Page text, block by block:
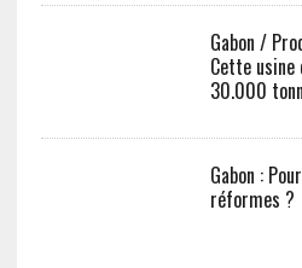
Gabon /
Cette usine
30.000
Gabon :
réformes ?